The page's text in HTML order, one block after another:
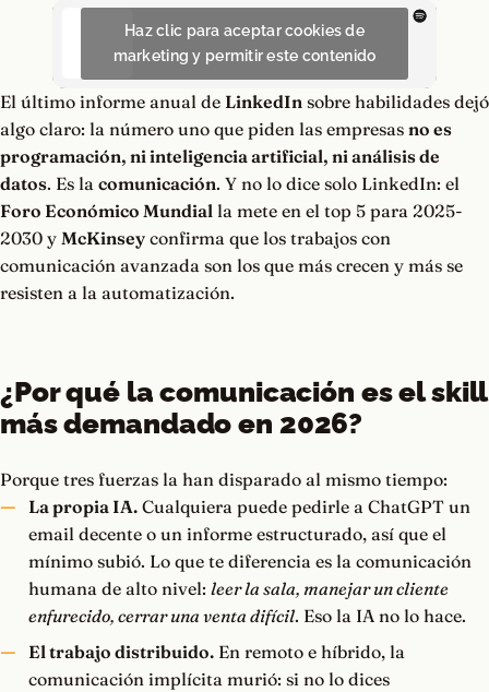
Haz clic para aceptar cookies de
marketing y permitir este contenido
El último informe anual de LinkedIn sobre habilidades dejó
algo claro: la número uno que piden las empresas no es
programación, ni inteligencia artificial, ni análisis de
datos. Es la comunicación. Y no lo dice solo LinkedIn: el
Foro Económico Mundial la mete en el top 5 para 2025-
2030 y McKinsey confirma que los trabajos con
comunicación avanzada son los que más crecen y más se
resisten a la automatización.
¿Por qué la comunicación es el skill
más demandado en 2026?
Porque tres fuerzas la han disparado al mismo tiempo:
La propia IA.Cualquiera puede pedirle a ChatGPT un
email decente o un informe estructurado, así que el
mínimo subió. Lo que te diferencia es la comunicación
humana de alto nivel: leer la sala, manejar un cliente
enfurecido, cerrar una venta difícil. Eso la IA no lo hace.
El trabajo distribuido.En remoto e híbrido, la
comunicación implícita murió: si no lo dices